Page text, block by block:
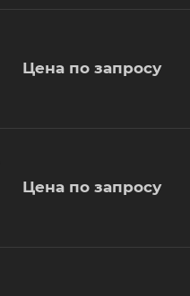
Цена по запросу
Цена по запросу